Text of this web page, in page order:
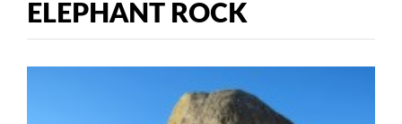
ELEPHANT ROCK